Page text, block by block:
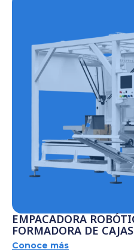
EMPACADORA
FORMADORA DE
Conoce más